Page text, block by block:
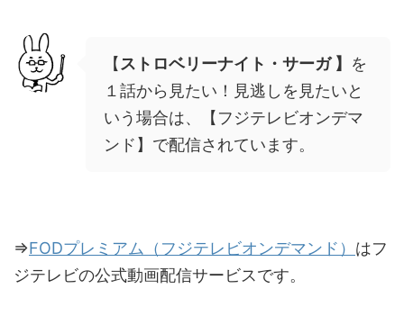
【 ストロベリーナイト・サーガ 】 を
１話から見たい！見逃しを見たいと
いう場合は、【フジテレビオンデマ
ンド】 で配信されています。
⇒FODプレミアム（フジテレビオンデマンド） はフ
ジテレビの公式動画配信サービスです。